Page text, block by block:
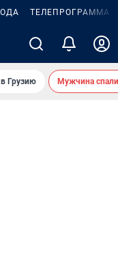
ТЕЛЕПРОГРАММА
Грузию Мужчина